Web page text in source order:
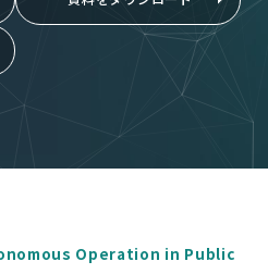
Operation in Public